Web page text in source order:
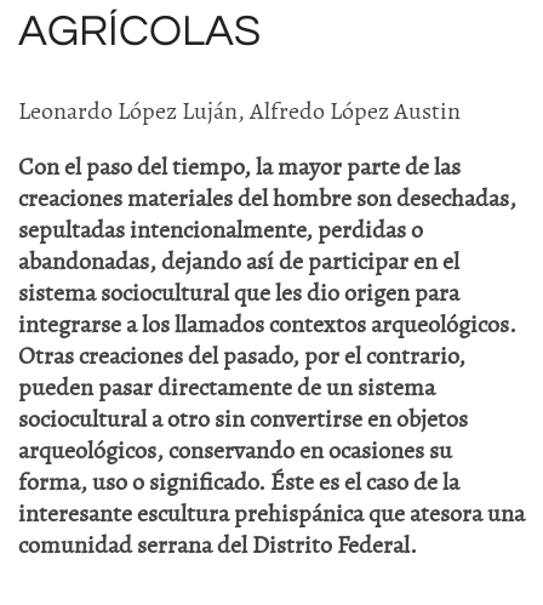
AGRÍCOLAS
Leonardo López Luján, Alfredo López Austin
Con el paso del tiempo, la mayor parte de las
creaciones materiales del hombre son desechadas,
sepultadas intencionalmente, perdidas o
abandonadas, dejando así de participar en el
sistema sociocultural que les dio origen para
integrarse a los llamados contextos arqueológicos.
Otras creaciones del pasado, por el contrario,
pueden pasar directamente de un sistema
sociocultural a otro sin convertirse en objetos
arqueológicos, conservando en ocasiones su
forma, uso o significado. Éste es el caso de la
interesante escultura prehispánica que atesora una
comunidad serrana del Distrito Federal.